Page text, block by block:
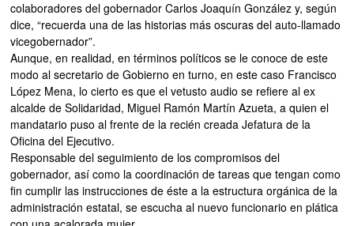
colaboradores del gobernador Carlos Joaquín González y, según
dice, “recuerda una de las historias más oscuras del auto-llamado
vicegobernador”.
Aunque, en realidad, en términos políticos se le conoce de este
modo al secretario de Gobierno en turno, en este caso Francisco
López Mena, lo cierto es que el vetusto audio se refiere al ex
alcalde de Solidaridad, Miguel Ramón Martín Azueta, a quien el
mandatario puso al frente de la recién creada Jefatura de la
Oficina del Ejecutivo.
Responsable del seguimiento de los compromisos del
gobernador, así como la coordinación de tareas que tengan como
fin cumplir las instrucciones de éste a la estructura orgánica de la
administración estatal, se escucha al nuevo funcionario en plática